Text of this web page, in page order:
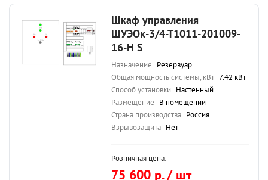
Шкаф управления
ШУЭОк-3/4-Т1011-201009-
16-Н S
Назначение Резервуар
Общая мощность системы, кВт 7.42 кВт
Способ установки Настенный
Размещение В помещении
Страна производства Россия
Взрывозащита Нет
Розничная цена:
75 600 р. / шт